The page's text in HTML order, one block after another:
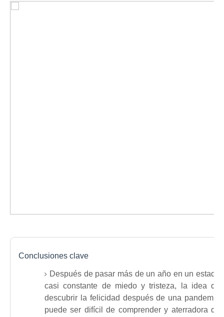
Conclusiones clave
Después de pasar más de un año en un estado
casi constante de miedo y tristeza, la idea de
descubrir la felicidad después de una pandemia
puede ser difícil de comprender y aterradora de